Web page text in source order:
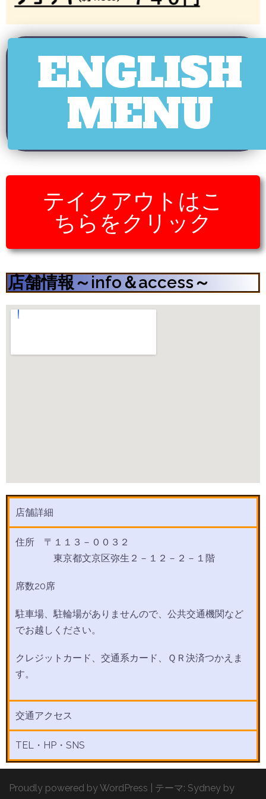
ENGLISH
MENU
テイクアウトはこ
ちらをクリック
店舗情報～info＆access～
店舗詳細
住所 〒１１３－００３２
東京都文京区弥生２－１２－２－１階
席数20席
駐車場、駐輪場がありませんので、公共交通機関など
でお越しください。
クレジットカード、交通系カード、ＱＲ決済つかえま
す。
交通アクセス
TEL・HP・SNS
Proudly powered by WordPress テーマ: Sydney by